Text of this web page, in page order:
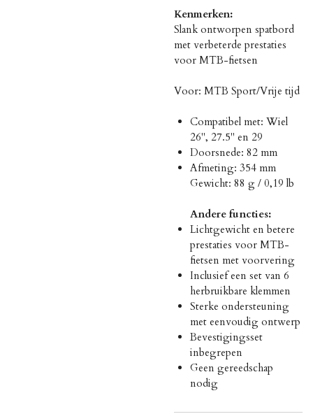
Kenmerken:
Slank ontworpen spatbord
met verbeterde prestaties
voor MTB-fietsen
Voor: MTB Sport/Vrije tijd
Compatibel met: Wiel
26'', 27.5'' en 29
Doorsnede: 82 mm
Afmeting: 354 mm
Gewicht: 88 g / 0,19 lb
Andere functies:
Lichtgewicht en betere
prestaties voor MTB-
fietsen met voorvering
Inclusief een set van 6
herbruikbare klemmen
Sterke ondersteuning
met eenvoudig ontwerp
Bevestigingsset
inbegrepen
Geen gereedschap
nodig